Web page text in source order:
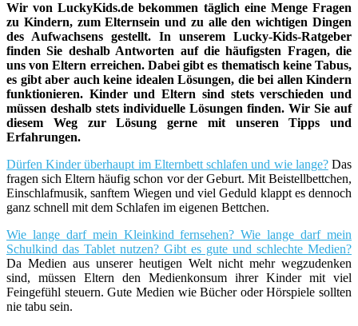
Wir von LuckyKids.de bekommen täglich eine Menge Fragen
zu Kindern, zum Elternsein und zu alle den wichtigen Dingen
des Aufwachsens gestellt. In unserem Lucky-Kids-Ratgeber
finden Sie deshalb Antworten auf die häufigsten Fragen, die
uns von Eltern erreichen. Dabei gibt es thematisch keine Tabus,
es gibt aber auch keine idealen Lösungen, die bei allen Kindern
funktionieren. Kinder und Eltern sind stets verschieden und
müssen deshalb stets individuelle Lösungen finden. Wir Sie auf
diesem Weg zur Lösung gerne mit unseren Tipps und
Erfahrungen.
Dürfen Kinder überhaupt im Elternbett schlafen und wie lange?Das
fragen sich Eltern häufig schon vor der Geburt. Mit Beistellbettchen,
Einschlafmusik, sanftem Wiegen und viel Geduld klappt es dennoch
ganz schnell mit dem Schlafen im eigenen Bettchen.
Wie lange darf mein Kleinkind fernsehen? Wie lange darf mein
Schulkind das Tablet nutzen? Gibt es gute und schlechte Medien?
Da Medien aus unserer heutigen Welt nicht mehr wegzudenken
sind, müssen Eltern den Medienkonsum ihrer Kinder mit viel
Feingefühl steuern. Gute Medien wie Bücher oder Hörspiele sollten
nie tabu sein.